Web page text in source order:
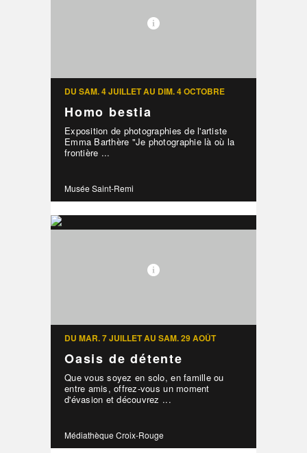
DU SAM. 4 JUILLET AU DIM. 4 OCTOBRE
Homo bestia
Exposition de photographies de l'artiste
Emma Barthère "Je photographie là où la
frontière ...
Musée Saint-Remi
DU MAR. 7 JUILLET AU SAM. 29 AOÛT
Oasis de détente
Que vous soyez en solo, en famille ou
entre amis, offrez-vous un moment
d'évasion et découvrez ...
Médiathèque Croix-Rouge